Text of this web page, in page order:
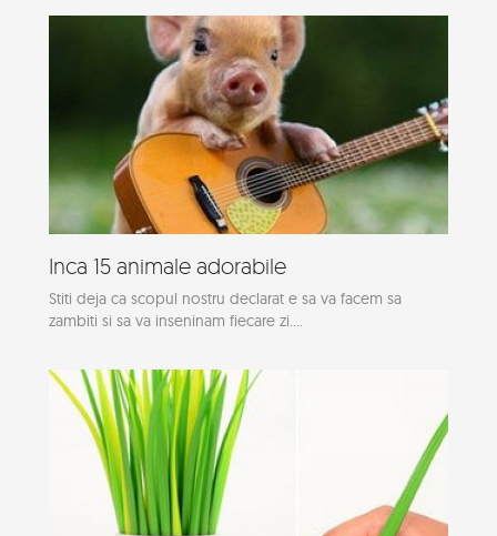
Inca 15 animale adorabile
Stiti deja ca scopul nostru declarat e sa va facem sa
zambiti si sa va inseninam fiecare zi....